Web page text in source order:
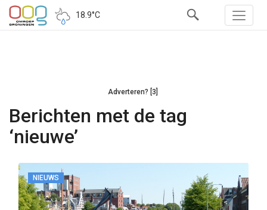
18.9°C
Adverteren? [3]
Berichten met de tag
‘nieuwe’
NIEUWS